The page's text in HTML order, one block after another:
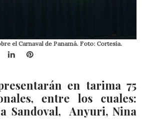
el Carnaval de Panamá. Foto: Cortesía.
LinkedInPinterest
en tarima 75
entre los cuales:
Sandoval, Anyuri, Nina